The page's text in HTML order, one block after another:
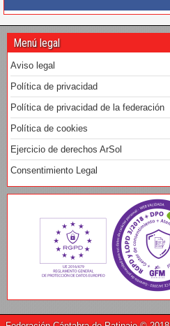
Menú legal
Aviso legal
Política de privacidad
Política de privacidad de la federación
Política de cookies
Ejercicio de derechos ArSol
Consentimiento Legal